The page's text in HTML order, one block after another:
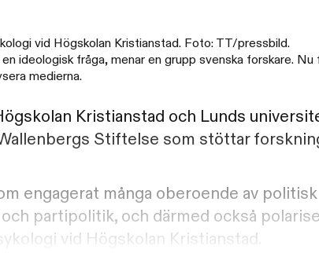
vid Högskolan Kristianstad. Foto: TT/pressbild.
ideologisk fråga, menar en grupp svenska forskare.
medierna.
Kristianstad och Lunds
Stiftelse som stöttar
engagerat många oberoende av
partipolitik, och därmed också
vid Högskolan Kristianstad.